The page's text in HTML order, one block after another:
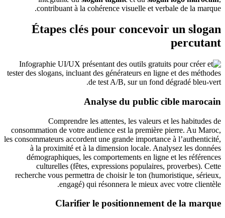
contribuant à la cohérence visuelle et verbale de la marque.
Étapes clés pour concevoir un slogan
percutant
Analyse du public cible marocain
Comprendre les attentes, les valeurs et les habitudes de
consommation de votre audience est la première pierre. Au Maroc,
les consommateurs accordent une grande importance à l’authenticité,
à la proximité et à la dimension locale. Analysez les données
démographiques, les comportements en ligne et les références
culturelles (fêtes, expressions populaires, proverbes). Cette
recherche vous permettra de choisir le ton (humoristique, sérieux,
engagé) qui résonnera le mieux avec votre clientèle.
Clarifier le positionnement de la marque